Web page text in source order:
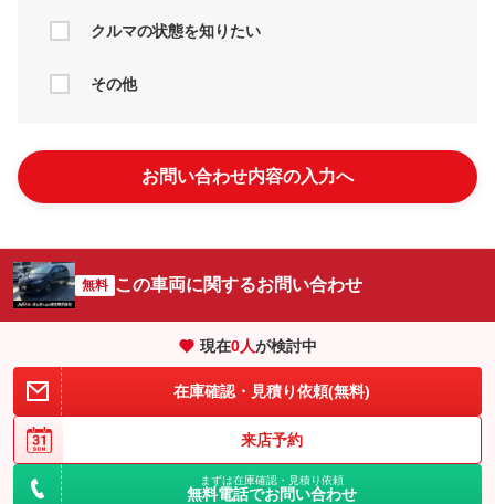
クルマの状態を知りたい
その他
お問い合わせ内容の入力へ
無料 この車両に関するお問い合わせ
現在0人が検討中
在庫確認・見積り依頼(無料)
来店予約
まずは在庫確認・見積り依頼
無料電話でお問い合わせ